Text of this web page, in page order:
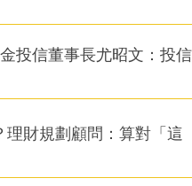
投信董事長尤昭文：投信
理財規劃顧問：算對「這